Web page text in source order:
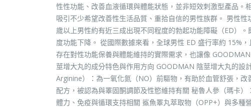
性性功能、改善血液循環與體能狀態，並非短效刺激型產品。
吸引不少希望改善性生活品質、重拾自信的男性族群。 男性
歲以上男性約有近三成出現不同程度的勃起功能障礙（ED）
度功能下降。 從國際數據來看，全球男性 ED 盛行率約 15%
存在對性功能保養與體能維持的實際需求，也讓像
莖增大丸的成分特色與作用方向 GOODMAN 陰莖增大丸的
Arginine）：為一氧化氮（NO）前驅物，有助於血管舒張，
配方，被認為與睪固酮調節及性慾維持有關 秘魯人參（瑪卡
體力、免疫與循環支持相關 鯊魚睪丸萃取物（OPP+）與多